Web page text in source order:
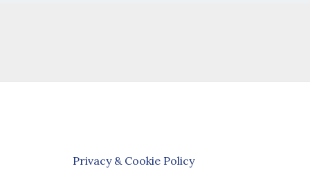
Privacy & Cookie Policy